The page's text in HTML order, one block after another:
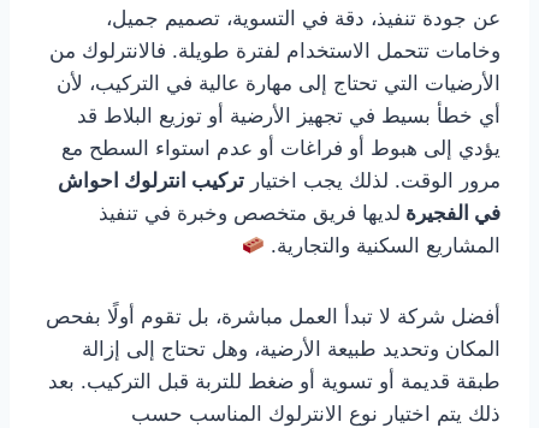
عن جودة تنفيذ، دقة في التسوية، تصميم جميل،
وخامات تتحمل الاستخدام لفترة طويلة. فالانترلوك من
الأرضيات التي تحتاج إلى مهارة عالية في التركيب، لأن
أي خطأ بسيط في تجهيز الأرضية أو توزيع البلاط قد
يؤدي إلى هبوط أو فراغات أو عدم استواء السطح مع
مرور الوقت. لذلك يجب اختيار تركيب انترلوك احواش
في الفجيرة لديها فريق متخصص وخبرة في تنفيذ
المشاريع السكنية والتجارية.
أفضل شركة لا تبدأ العمل مباشرة، بل تقوم أولًا بفحص
المكان وتحديد طبيعة الأرضية، وهل تحتاج إلى إزالة
طبقة قديمة أو تسوية أو ضغط للتربة قبل التركيب. بعد
ذلك يتم اختيار نوع الانترلوك المناسب حسب